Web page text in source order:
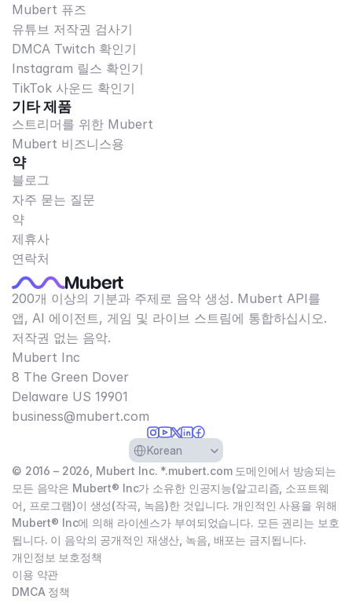
Mubert 퓨즈
유튜브 저작권 검사기
DMCA Twitch 확인기
Instagram 릴스 확인기
TikTok 사운드 확인기
기타 제품
스트리머를 위한 Mubert
Mubert 비즈니스용
약
블로그
자주 묻는 질문
약
제휴사
연락처
200개 이상의 기분과 주제로 음악 생성. Mubert API를
앱, AI 에이전트, 게임 및 라이브 스트림에 통합하십시오.
저작권 없는 음악.
Mubert Inc
8 The Green Dover
Delaware US 19901​
business@mubert.com
Select Language
Korean
© 2016 – 2026, Mubert Inc. *.mubert.com 도메인에서 방송되는
모든 음악은 Mubert® Inc가 소유한 인공지능(알고리즘, 소프트웨
어, 프로그램)이 생성(작곡, 녹음)한 것입니다. 개인적인 사용을 위해
Mubert® Inc에 의해 라이센스가 부여되었습니다. 모든 권리는 보호
됩니다. 이 음악의 공개적인 재생산, 녹음, 배포는 금지됩니다.
개인정보 보호정책
이용 약관
DMCA 정책